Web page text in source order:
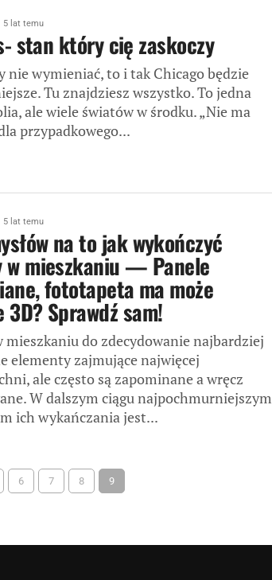
5 lat temu
stan który cię zaskoczy
nie wymieniać, to i tak Chicago będzie
Tu znajdziesz wszystko. To jedna
ale wiele światów w środku. „Nie ma
przypadkowego...
5 lat temu
na to jak wykończyć
w mieszkaniu — Panele
fototapeta ma może
3D? Sprawdź sam!
mieszkaniu do zdecydowanie najbardziej
elementy zajmujące najwięcej
ale często są zapominane a wręcz
W dalszym ciągu najpochmurniejszym
ich wykańczania jest...
6 7 8 9